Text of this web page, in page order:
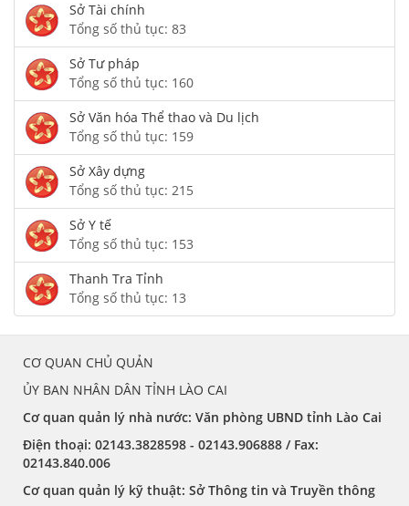
Sở Tài chính
Tổng số thủ tục: 83
Sở Tư pháp
Tổng số thủ tục: 160
Sở Văn hóa Thể thao và Du lịch
Tổng số thủ tục: 159
Sở Xây dựng
Tổng số thủ tục: 215
Sở Y tế
Tổng số thủ tục: 153
Thanh Tra Tỉnh
Tổng số thủ tục: 13
CƠ QUAN CHỦ QUẢN
ỦY BAN NHÂN DÂN TỈNH LÀO CAI
Cơ quan quản lý nhà nước: Văn phòng UBND tỉnh Lào Cai
Điện thoại: 02143.3828598 - 02143.906888 / Fax:
02143.840.006
Cơ quan quản lý kỹ thuật: Sở Thông tin và Truyền thông